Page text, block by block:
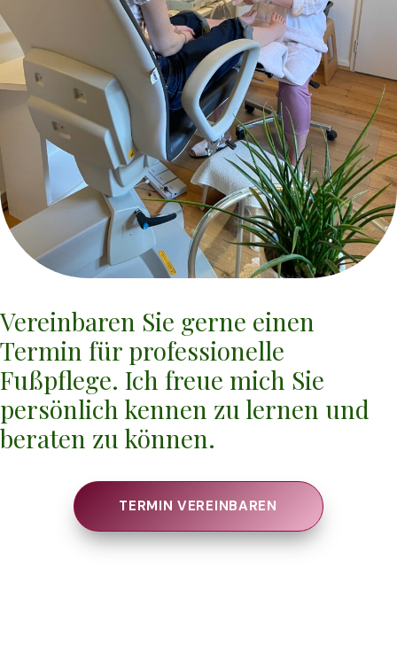
Vereinbaren Sie gerne einen
Termin für professionelle
Fußpflege. Ich freue mich Sie
persönlich kennen zu lernen und
beraten zu können.
TERMIN VEREINBAREN